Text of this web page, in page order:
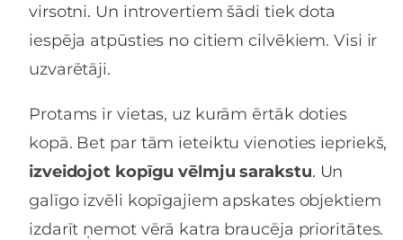
virsotni. Un introvertiem šādi tiek dota
iespēja atpūsties no citiem cilvēkiem. Visi ir
uzvarētāji.
Protams ir vietas, uz kurām ērtāk doties
kopā. Bet par tām ieteiktu vienoties iepriekš,
izveidojot kopīgu vēlmju sarakstu. Un
galīgo izvēli kopīgajiem apskates objektiem
izdarīt ņemot vērā katra braucēja prioritātes.